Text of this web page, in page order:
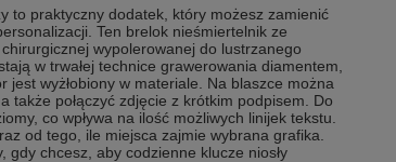
to praktyczny dodatek, który możesz zamienić
Ten brelok nieśmiertelnik ze
wypolerowanej do lustrzanego
w trwałej technice grawerowania diamentem,
wyżłobiony w materiale. Na blaszce można
także połączyć zdjęcie z krótkim podpisem. Do
co wpływa na ilość możliwych linijek tekstu.
od tego, ile miejsca zajmie wybrana grafika.
chcesz, aby codzienne klucze niosły